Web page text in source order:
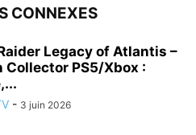
CONNEXES
Legacy of Atlantis –
Collector PS5/Xbox :
- 3 juin 2026